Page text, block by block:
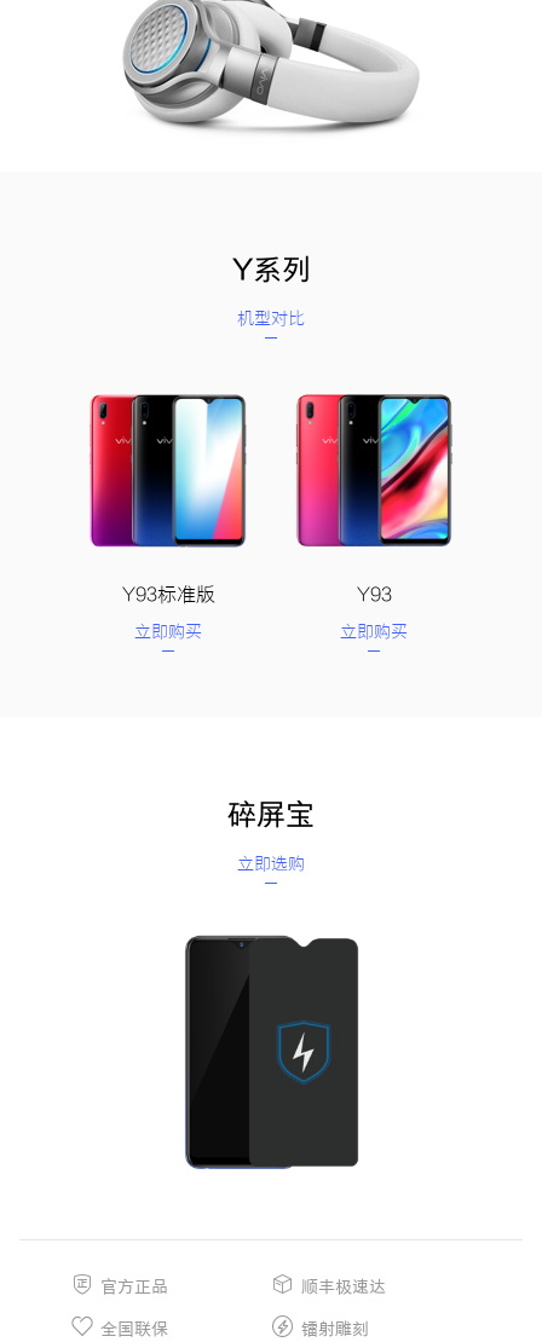
Y系列
机型对比
Y93标准版
立即购买
Y93
立即购买
碎屏宝
立即选购
官方正品 顺丰极速达
全国联保 镭射雕刻